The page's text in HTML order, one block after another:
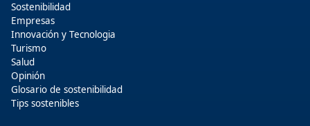
Sostenibilidad
Empresas
Innovación y Tecnologia
Turismo
Salud
Opinión
Glosario de sostenibilidad
Tips sostenibles